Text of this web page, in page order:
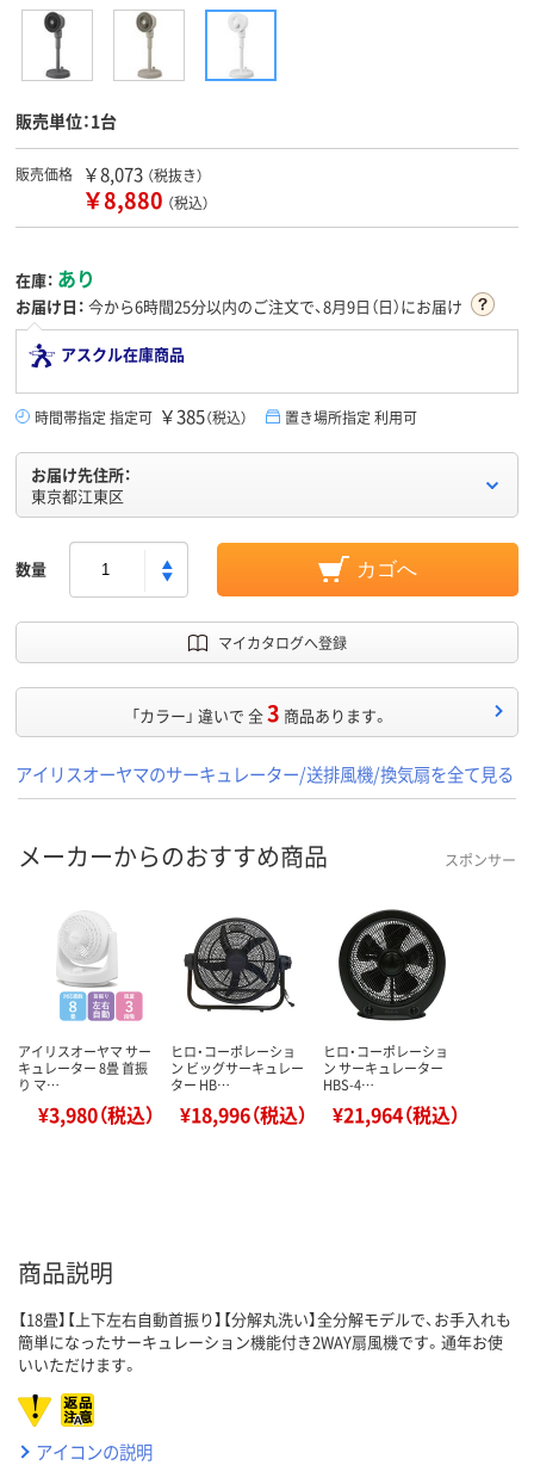
販売単位：1台
販売価格 ￥8,073 （税抜き）
￥8,880 （税込）
在庫： あり
お届け日： 今から6時間25分以内のご注文で、8月9日（日）にお届け
アスクル在庫商品
時間帯指定 指定可 ￥385（税込） 置き場所指定 利用可
お届け先住所：
東京都江東区
数量 カゴへ
マイカタログへ登録
「カラー」 違いで 全3 商品あります。
アイリスオーヤマのサーキュレーター/送排風機/換気扇を全て見る
メーカーからのおすすめ商品 スポンサー
アイリスオーヤマ サー
キュレーター 8畳 首振
り マ…
¥3,980（税込）
ヒロ・コーポレーショ
ン ビッグサーキュレー
ター HB…
¥18,996（税込）
ヒロ・コーポレーショ
ン サーキュレーター
HBS-4…
¥21,964（税込）
商品説明
【18畳】【上下左右自動首振り】【分解丸洗い】全分解モデルで、お手入れも
簡単になったサーキュレーション機能付き2WAY扇風機です。通年お使
いいただけます。
アイコンの説明